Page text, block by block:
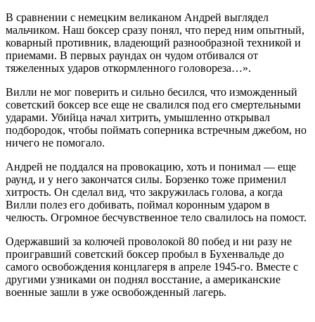
В сравнении с немецким великаном Андрей выглядел
мальчиком. Наш боксер сразу понял, что перед ним опытный,
коварный противник, владеющий разнообразной техникой и
приемами. В первых раундах он чудом отбивался от
тяжеленных ударов откормленного головореза…».
Вилли не мог поверить и сильно бесился, что изможденный
советский боксер все еще не свалился под его смертельными
ударами. Убийца начал хитрить, умышленно открывал
подбородок, чтобы поймать соперника встречным джебом, но
ничего не помогало.
Андрей не поддался на провокацию, хоть и понимал — еще
раунд, и у него закончатся силы. Борзенко тоже применил
хитрость. Он сделал вид, что закружилась голова, а когда
Вилли полез его добивать, поймал коронным ударом в
челюсть. Огромное бесчувственное тело свалилось на помост.
Одержавший за колючей проволокой 80 побед и ни разу не
проигравший советский боксер пробыл в Бухенвальде до
самого освобождения концлагеря в апреле 1945-го. Вместе с
другими узниками он поднял восстание, а американские
военные зашли в уже освобожденный лагерь.